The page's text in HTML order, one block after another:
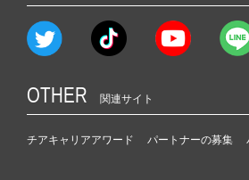
OTHER 関連サイト
チアキャリアアワード パートナーの募集